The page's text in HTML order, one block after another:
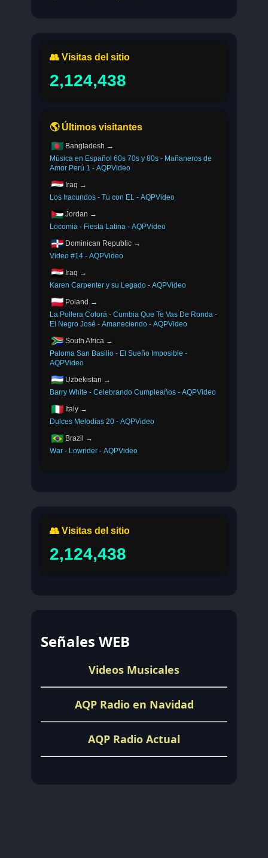
👥 Visitas del sitio
2,124,438
🌎 Últimos visitantes
Bangladesh →
Música en Español 60s 70s y 80s - Mañaneros de
Amor Perú 1 - AQPVideo
Iraq →
Los Iracundos - Tu con EL - AQPVideo
Jordan →
Locomia - Fiesta Latina - AQPVideo
Dominican Republic →
Video #14 - AQPVideo
Iraq →
Karen Carpenter y su Legado - AQPVideo
Poland →
La Pollera Colorá - Cumbia Que Te Vas De Ronda -
El Negro José - Amaneciendo - AQPVideo
South Africa →
Paloma San Basilio - El Sueño Imposible -
AQPVideo
Uzbekistan →
Barry White - Celebrando Cumpleaños - AQPVideo
Italy →
Dulces Melodias 20 - AQPVideo
Brazil →
War - Lowrider - AQPVideo
👥 Visitas del sitio
2,124,438
Señales WEB
Videos Musicales
AQP Radio en Navidad
AQP Radio Actual